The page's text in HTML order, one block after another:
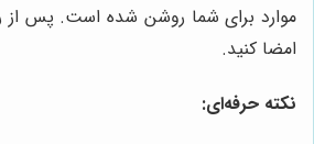
موارد برای شما روشن شده است. پس از
امضا کنید.
نکته حرفه‌ای: